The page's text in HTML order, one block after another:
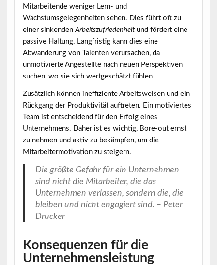
Mitarbeitende weniger Lern- und
Wachstumsgelegenheiten sehen. Dies führt oft zu
einer sinkendenArbeitszufriedenheitund fördert eine
passive Haltung. Langfristig kann dies eine
Abwanderung von Talenten verursachen, da
unmotivierte Angestellte nach neuen Perspektiven
suchen, wo sie sich wertgeschätzt fühlen.
Zusätzlich können ineffiziente Arbeitsweisen und ein
Rückgang der Produktivität auftreten. Ein motiviertes
Team ist entscheidend für den Erfolg eines
Unternehmens. Daher ist es wichtig, Bore-out ernst
zu nehmen und aktiv zu bekämpfen, um die
Mitarbeitermotivation zu steigern.
Die größte Gefahr für ein Unternehmen
sind nicht die Mitarbeiter, die das
Unternehmen verlassen, sondern die, die
bleiben und nicht engagiert sind. – Peter
Drucker
Konsequenzen für die
Unternehmensleistung